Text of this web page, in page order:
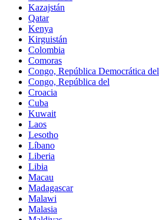
Kazajstán
Qatar
Kenya
Kirguistán
Colombia
Comoras
Congo, República Democrática del
Congo, República del
Croacia
Cuba
Kuwait
Laos
Lesotho
Líbano
Liberia
Libia
Macau
Madagascar
Malawi
Malasia